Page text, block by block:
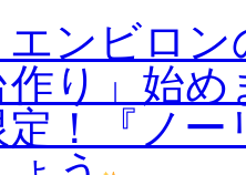
エンビロ
り」始め
定！『ノ